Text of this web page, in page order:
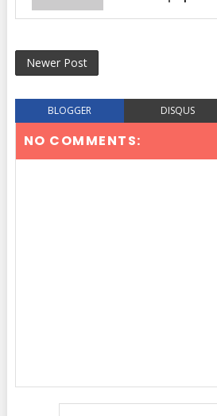
Newer Post
BLOGGER DISQUS
NO COMMENTS: